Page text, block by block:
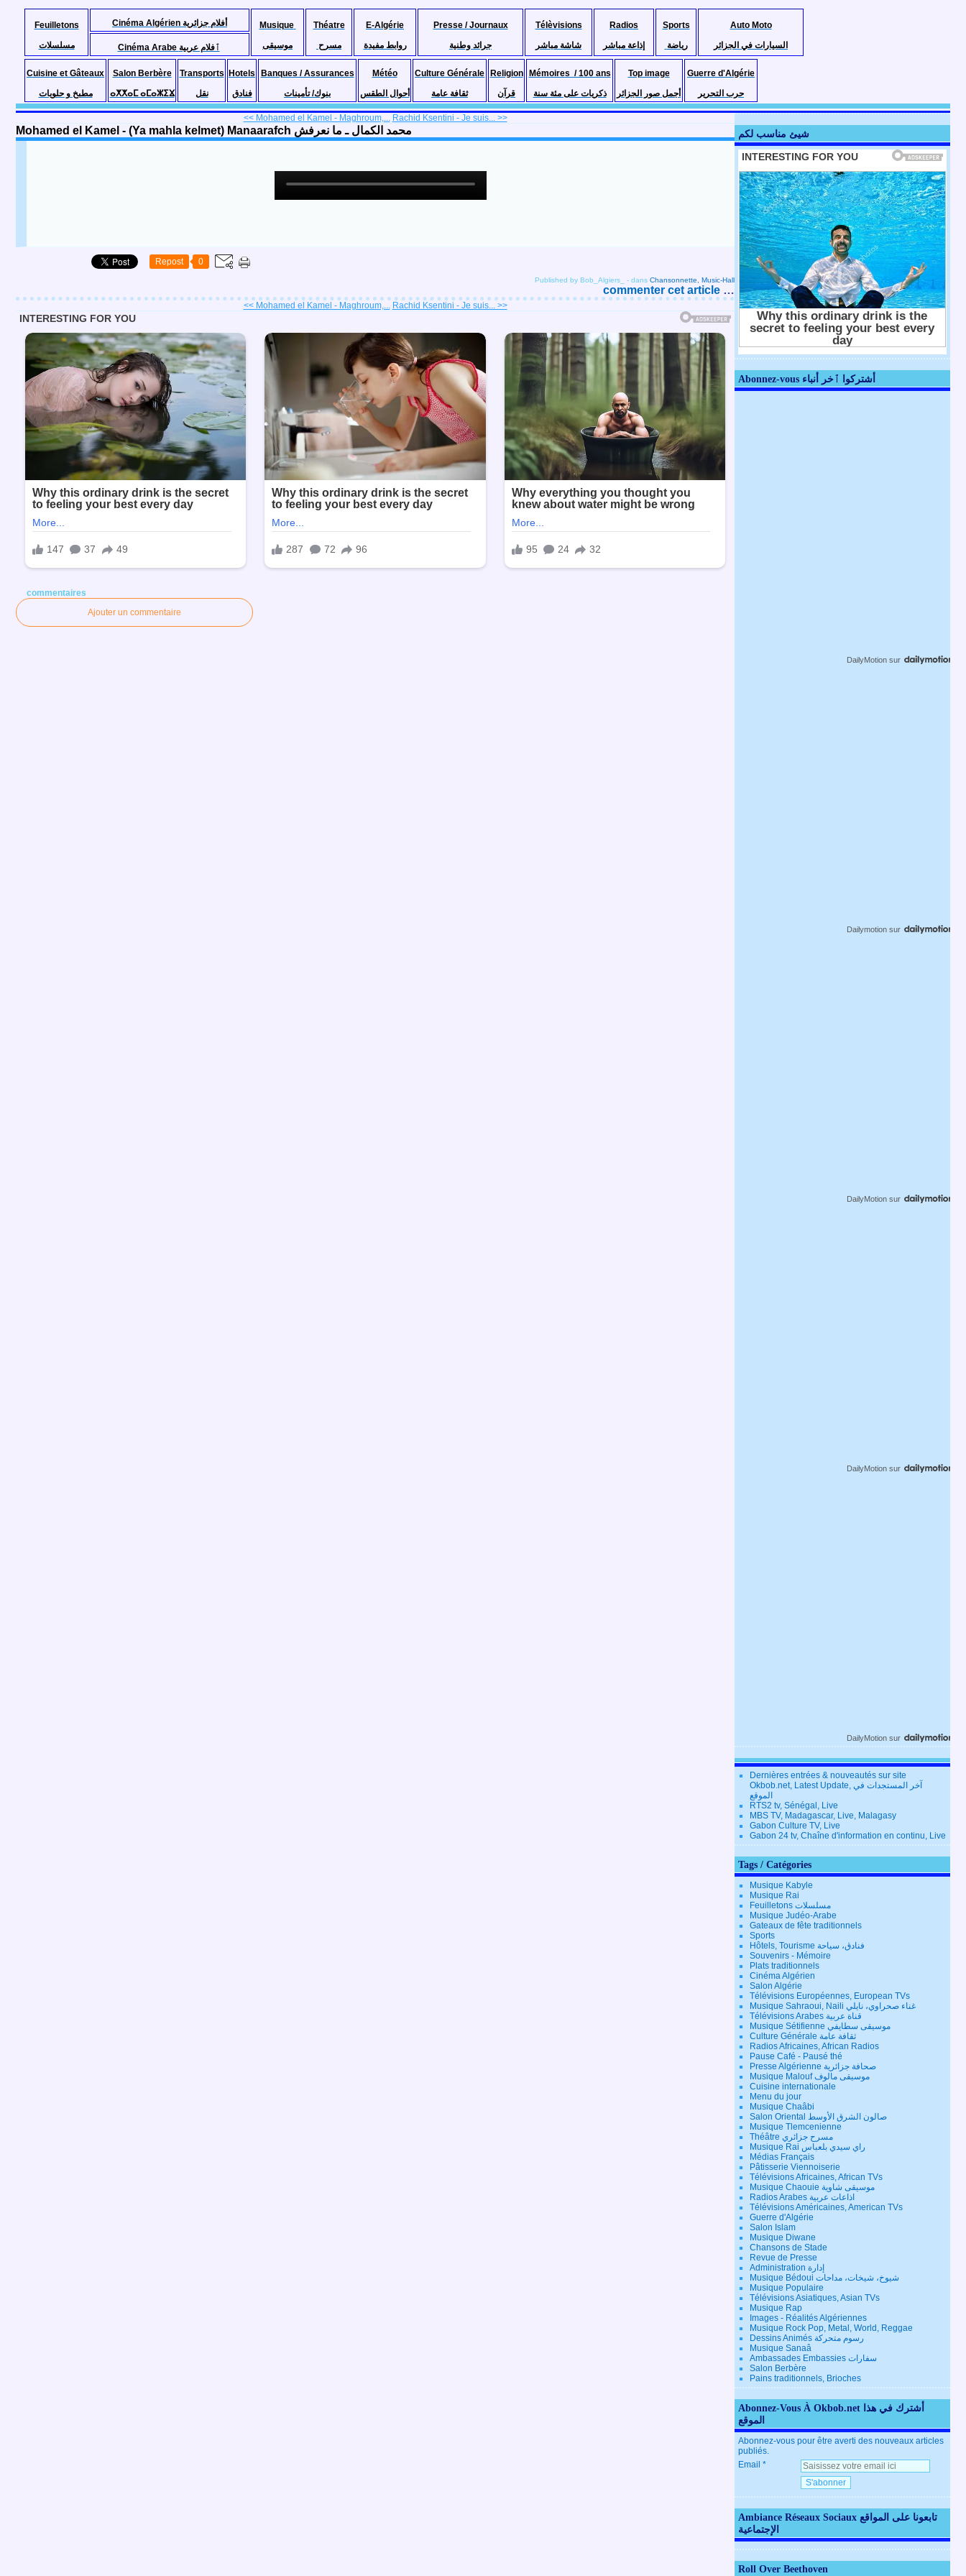
Feuilletons
مسلسلات
Cinéma Algérien أفلام جزائرية
Musique
موسيقى
Théatre
مسرح
E-Algérie
روابط مفيدة
Presse / Journaux
جرائد وطنية
Télèvisions
شاشة مباشر
Radios
إذاعة مباشر
Sports
رياضة
Auto Moto
السيارات في الجزائر
Cinéma Arabe ٱفلام عربية
Cuisine et Gâteaux
مطبخ و حلويات
Salon Berbère
ⴰⵅⵅⴰⵎ ⴰⵎⴰⵣⵉⴴ
Transports
نقل
Hotels
فنادق
Banques / Assurances
بنوك/ تأمينات
Météo
أحوال الطقس
Culture Générale
ثقافة عامة
Religion
قرآن
Mémoires / 100 ans
ذكريات على مئة سنة
Top image
أجمل صور الجزائر
Guerre d'Algérie
حرب التحرير
<< Mohamed el Kamel - Maghroum,... Rachid Ksentini - Je suis... >>
Mohamed el Kamel - (Ya mahla kelmet) Manaarafch محمد الكمال ـ ما نعرفش
Repost 0
Published by Bob_Algiers_ - dans Chansonnette, Music-Hall
commenter cet article …
<< Mohamed el Kamel - Maghroum,... Rachid Ksentini - Je suis... >>
commentaires
Ajouter un commentaire
شيئ مناسب لكم
Abonnez-vous أشتركوا ٱخر أنباء
DailyMotion sur
Dailymotion sur
DailyMotion sur
DailyMotion sur
DailyMotion sur
Dernières entrées & nouveautés sur site
Okbob.net, Latest Update, آخر المستجدات في
الموقع
RTS2 tv, Sénégal, Live
MBS TV, Madagascar, Live, Malagasy
Gabon Culture TV, Live
Gabon 24 tv, Chaîne d'information en continu, Live
Tags / Catégories
Musique Kabyle
Musique Rai
Feuilletons مسلسلات
Musique Judéo-Arabe
Gateaux de fête traditionnels
Sports
Hôtels, Tourisme فنادق، سياحة
Souvenirs - Mémoire
Plats traditionnels
Cinéma Algérien
Salon Algérie
Télévisions Européennes, European TVs
Musique Sahraoui, Naili غناء صحراوي، نايلي
Télévisions Arabes قناة عربية
Musique Sétifienne موسيقى سطايفي
Culture Générale ثقافة عامة
Radios Africaines, African Radios
Pause Café - Pausé thé
Presse Algérienne صحافة جزائرية
Musique Malouf موسيقى مالوف
Cuisine internationale
Menu du jour
Musique Chaâbi
Salon Oriental صالون الشرق الأوسط
Musique Tlemcenienne
Théâtre مسرح جزائري
Musique Rai راي سيدي بلعباس
Médias Français
Pâtisserie Viennoiserie
Télévisions Africaines, African TVs
Musique Chaouie موسيقى شاوية
Radios Arabes اذاعات عربية
Télévisions Américaines, American TVs
Guerre d'Algérie
Salon Islam
Musique Diwane
Chansons de Stade
Revue de Presse
Administration إدارة
Musique Bédoui شيوخ، شيخات، مداحات
Musique Populaire
Télévisions Asiatiques, Asian TVs
Musique Rap
Images - Réalités Algériennes
Musique Rock Pop, Metal, World, Reggae
Dessins Animés رسوم متحركة
Musique Sanaâ
Ambassades Embassies سفارات
Salon Berbère
Pains traditionnels, Brioches
Abonnez-Vous À Okbob.net أشترك في هذا
الموقع
Abonnez-vous pour être averti des nouveaux articles
publiés.
Email
Ambiance Réseaux Sociaux تابعونا على المواقع
الإجتماعية
Roll Over Beethoven